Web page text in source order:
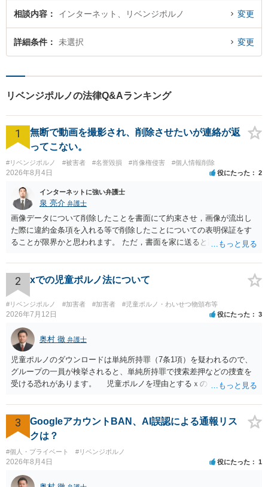
相談内容 インターネット、リベンジポルノ 変更
詳細条件 未選択 変更
リベンジポルノの法律Q&Aランキング
1
無断で動画を撮影され、削除させたいが連絡が返
ってこない。
#リベンジポルノ #被害者 #名誉毀損 #肖像権侵害 #個人情報削除
2026年8月4日 役にたった 2
インターネットに強い弁護士
泉 亮介 弁護士
画像データについて削除したことを書面にて約束させ，画像が流出し
た際に違約金条項を入れる等で削除したことについての表明保証をす
ることが限界かと思われます。 ただ，書面を家に送ると家族に不貞行
除等を求めることは避けたほうが良いかと思われます。
2 xでの児童ポルノ法について
#リベンジポルノ #加害者 #加害者 #児童ポルノ・わいせつ物頒布等
2026年7月12日 役にたった 3
奥村 徹 弁護士
児童ポルノのダウンロードは単純所持罪（7条1項）を疑われるので、
グループの一員が検挙されると、単純所持罪で捜索差押などの捜査を
受ける恐れがあります。 児童ポルノを理由とするｘのアカウント凍
は珍しくない）、これも捜索差押を受けるおそれがあります
3
GoogleアカウントBAN、AI誤認による通報リス
クは？
#個人・プライベート #リベンジポルノ
2026年8月4日 役にたった 1